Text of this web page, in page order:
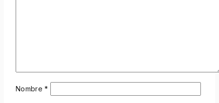
Nombre*